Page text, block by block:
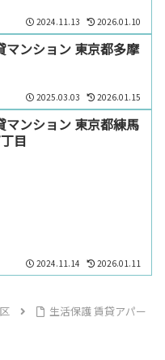
2024.11.13 2026.01.10
マンション 東京都多摩
2025.03.03 2026.01.15
マンション 東京都練馬
目
2024.11.14 2026.01.11
生活保護 賃貸アパー